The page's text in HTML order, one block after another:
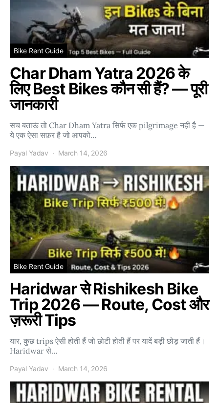
Bike Rent Guide
Char Dham Yatra 2026 के
लिए Best Bikes कौन सी हैं? — पूरी
जानकारी
सच बताऊं तो Char Dham Yatra सिर्फ एक pilgrimage नहीं है —
ये एक ऐसा सफ़र है जो आपको…
Payal Yadav March 14, 2026
Bike Rent Guide
Haridwar से Rishikesh Bike
Trip 2026 — Route, Cost और
ज़रूरी Tips
यार, कुछ trips ऐसी होती हैं जो छोटी होती हैं पर यादें बड़ी छोड़ जाती हैं।
Haridwar से…
Payal Yadav March 14, 2026